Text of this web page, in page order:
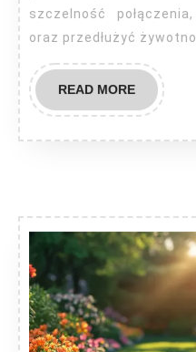
szczelność
oraz przedłużyć
READ MOREREAD
MORE